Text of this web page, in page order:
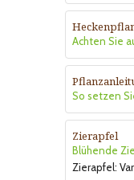
Achten Sie
So setzen
Zierapfel
Blühende
Zierapfel: